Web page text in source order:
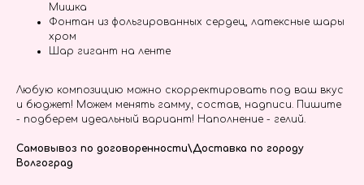
Мишка
Фонтан из фольгированных сердец, латексные шары
хром
Шар гигант на ленте
Любую композицию можно скорректировать под ваш вкус
и бюджет! Можем менять гамму, состав, надписи. Пишите
- подберем идеальный вариант! Наполнение - гелий.
Самовывоз по договоренности\Доставка по городу
Волгоград